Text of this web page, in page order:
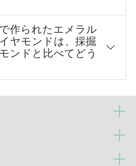
作られたエメラル
ヤモンドは、採掘
ンドと比べてどう